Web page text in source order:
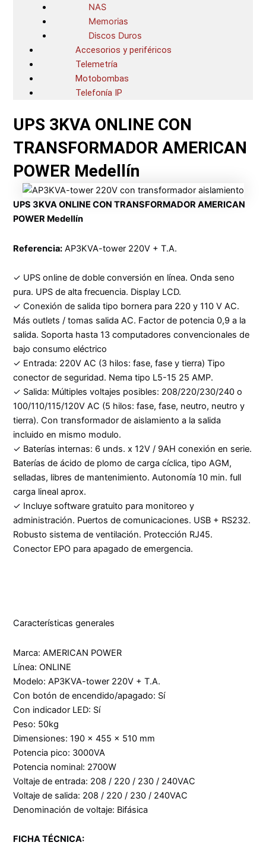
NAS
Memorias
Discos Duros
Accesorios y periféricos
Telemetría
Motobombas
Telefonía IP
UPS 3KVA ONLINE CON
TRANSFORMADOR AMERICAN
POWER Medellín
UPS 3KVA ONLINE CON TRANSFORMADOR AMERICAN
POWER Medellín
Referencia: AP3KVA-tower 220V + T.A.
✓ UPS online de doble conversión en línea. Onda seno
pura. UPS de alta frecuencia. Display LCD.
✓ Conexión de salida tipo bornera para 220 y 110 V AC.
Más outlets / tomas salida AC. Factor de potencia 0,9 a la
salida. Soporta hasta 13 computadores convencionales de
bajo consumo eléctrico
✓ Entrada: 220V AC (3 hilos: fase, fase y tierra) Tipo
conector de seguridad. Nema tipo L5-15 25 AMP.
✓ Salida: Múltiples voltajes posibles: 208/220/230/240 o
100/110/115/120V AC (5 hilos: fase, fase, neutro, neutro y
tierra). Con transformador de aislamiento a la salida
incluido en mismo modulo.
✓ Baterías internas: 6 unds. x 12V / 9AH conexión en serie.
Baterías de ácido de plomo de carga cíclica, tipo AGM,
selladas, libres de mantenimiento. Autonomía 10 min. full
carga lineal aprox.
✓ Incluye software gratuito para monitoreo y
administración. Puertos de comunicaciones. USB + RS232.
Robusto sistema de ventilación. Protección RJ45.
Conector EPO para apagado de emergencia.
Características generales
Marca: AMERICAN POWER
Línea: ONLINE
Modelo: AP3KVA-tower 220V + T.A.
Con botón de encendido/apagado: Sí
Con indicador LED: Sí
Peso: 50kg
Dimensiones: 190 x 455 x 510 mm
Potencia pico: 3000VA
Potencia nominal: 2700W
Voltaje de entrada: 208 / 220 / 230 / 240VAC
Voltaje de salida: 208 / 220 / 230 / 240VAC
Denominación de voltaje: Bifásica
FICHA TÉCNICA: